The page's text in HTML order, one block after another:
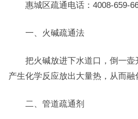
惠城区疏通电话：4008-659-
一、火碱疏通法
把火碱放进下水道口，倒一壶
产生化学反应放出大量热，从而融
二、管道疏通剂